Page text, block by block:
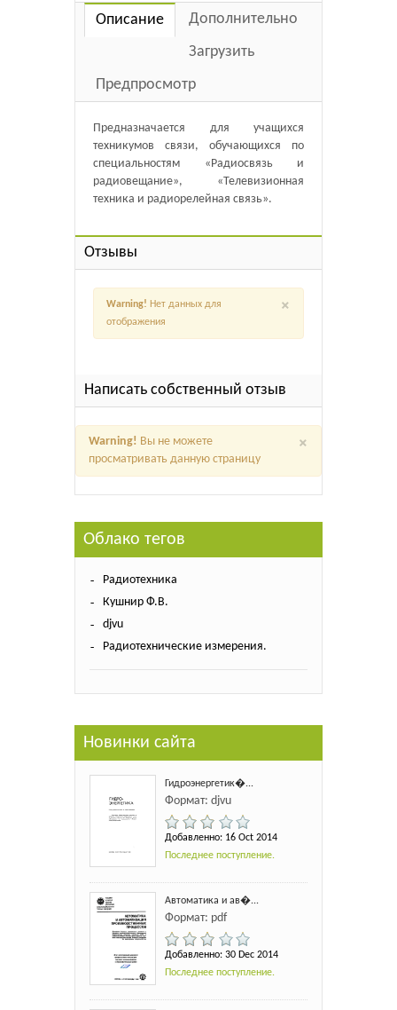
Описание
Дополнительно
Загрузить
Предпросмотр
Предназначается для учащихся
техникумов связи, обучающихся по
специальностям «Радиосвязь и
радиовещание», «Телевизионная
техника и радиорелейная связь».
Отзывы
×
Warning! Нет данных для
отображения
Написать собственный отзыв
×
Warning! Вы не можете
просматривать данную страницу
Облако тегов
Радиотехника
Кушнир Ф.В.
djvu
Радиотехнические измерения.
Новинки сайта
Гидроэнергетик�...
Формат: djvu
Добавленно: 16 Oct 2014
Последнее поступление.
Автоматика и ав�...
Формат: pdf
Добавленно: 30 Dec 2014
Последнее поступление.